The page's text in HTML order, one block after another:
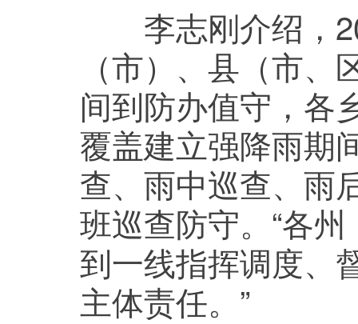
李志刚介绍，
（市）、县（市
间到防办值守，各
覆盖建立强降雨期
查、雨中巡查、雨
班巡查防守。“各
到一线指挥调度、
主体责任。”